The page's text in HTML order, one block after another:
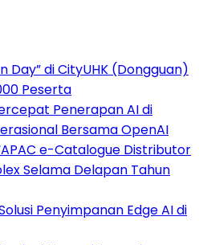
Day” di CityUHK (Dongguan)
Peserta
Penerapan AI di
Bersama OpenAI
e-Catalogue Distributor
Selama Delapan Tahun
Penyimpanan Edge AI di